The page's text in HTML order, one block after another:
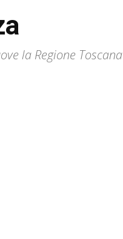
la Regione Toscana